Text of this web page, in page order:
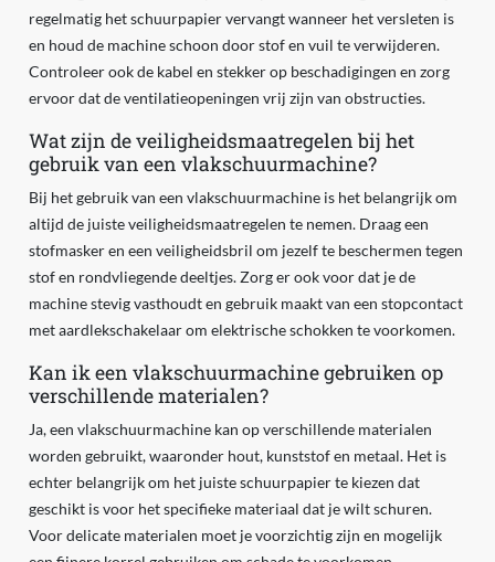
regelmatig het schuurpapier vervangt wanneer het versleten is
en houd de machine schoon door stof en vuil te verwijderen.
Controleer ook de kabel en stekker op beschadigingen en zorg
ervoor dat de ventilatieopeningen vrij zijn van obstructies.
Wat zijn de veiligheidsmaatregelen bij het
gebruik van een vlakschuurmachine?
Bij het gebruik van een vlakschuurmachine is het belangrijk om
altijd de juiste veiligheidsmaatregelen te nemen. Draag een
stofmasker en een veiligheidsbril om jezelf te beschermen tegen
stof en rondvliegende deeltjes. Zorg er ook voor dat je de
machine stevig vasthoudt en gebruik maakt van een stopcontact
met aardlekschakelaar om elektrische schokken te voorkomen.
Kan ik een vlakschuurmachine gebruiken op
verschillende materialen?
Ja, een vlakschuurmachine kan op verschillende materialen
worden gebruikt, waaronder hout, kunststof en metaal. Het is
echter belangrijk om het juiste schuurpapier te kiezen dat
geschikt is voor het specifieke materiaal dat je wilt schuren.
Voor delicate materialen moet je voorzichtig zijn en mogelijk